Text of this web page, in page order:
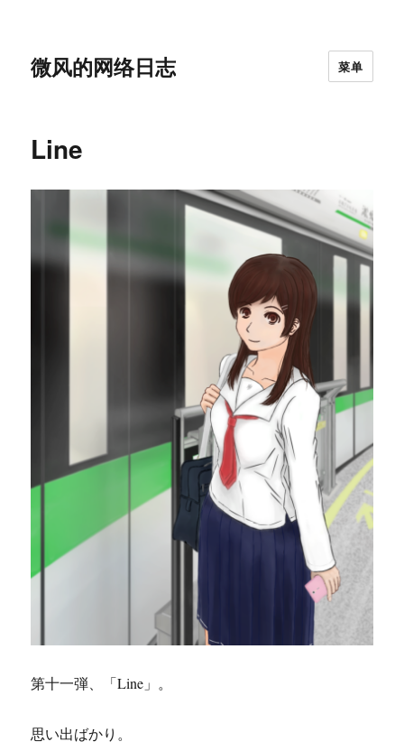
微风的网络日志 菜单
Line
第十一弾、「Line」。
思い出ばかり。